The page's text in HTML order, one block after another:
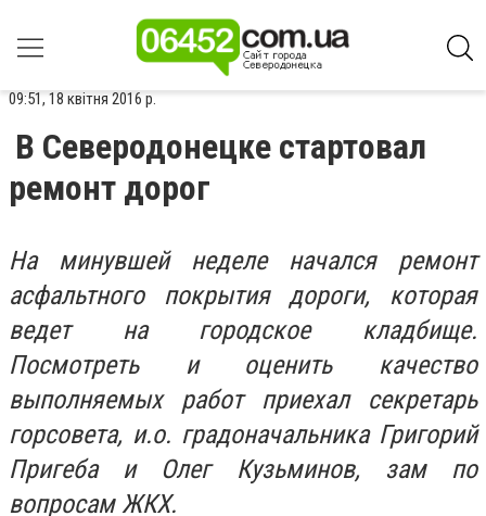
09:51, 18 квітня 2016 р.
В Северодонецке стартовал
ремонт дорог
На минувшей неделе начался ремонт
асфальтного покрытия дороги, которая
ведет на городское кладбище.
Посмотреть и оценить качество
выполняемых работ приехал секретарь
горсовета, и.о. градоначальника Григорий
Пригеба и Олег Кузьминов, зам по
вопросам ЖКХ.